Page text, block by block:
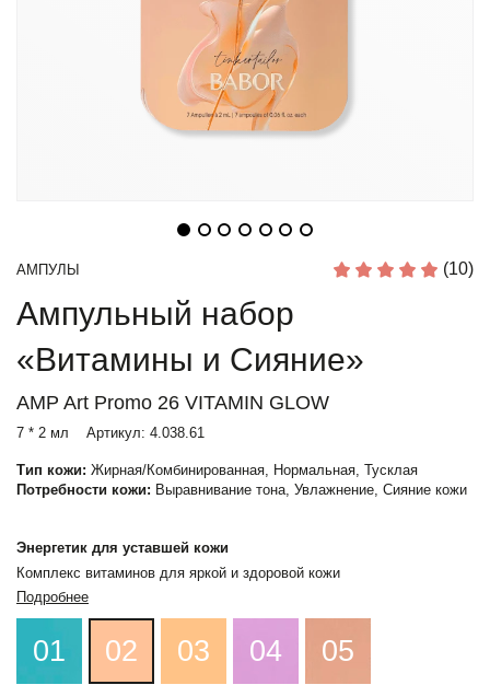
АМПУЛЫ (10)
Ампульный набор
«Витамины и Сияние»
AMP Art Promo 26 VITAMIN GLOW
7 * 2 мл Артикул: 4.038.61
Тип кожи: Жирная/Комбинированная, Нормальная, Тусклая
Потребности кожи: Выравнивание тона, Увлажнение, Сияние кожи
Энергетик для уставшей кожи
Комплекс витаминов для яркой и здоровой кожи
Подробнее
01 02 03 04 05